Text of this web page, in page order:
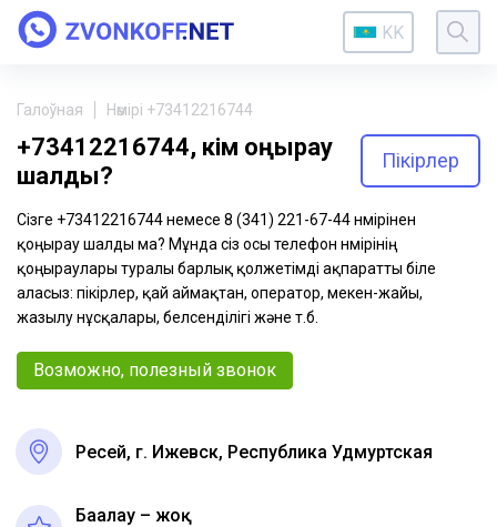
KK
Галоўная Нөмірі +73412216744
+73412216744, кім қоңырау
шалды?
Пікірлер
Сізге +73412216744 немесе 8 (341) 221-67-44 нөмірінен
қоңырау шалды ма? Мұнда сіз осы телефон нөмірінің
қоңыраулары туралы барлық қолжетімді ақпаратты біле
аласыз: пікірлер, қай аймақтан, оператор, мекен-жайы,
жазылу нұсқалары, белсенділігі және т.б.
Возможно, полезный звонок
Ресей, г. Ижевск, Республика Удмуртская
Бағалау – жоқ